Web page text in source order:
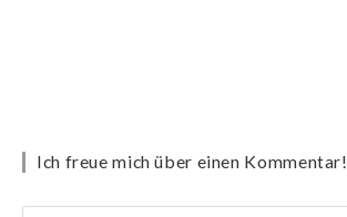
Ich freue mich über einen Kommentar!